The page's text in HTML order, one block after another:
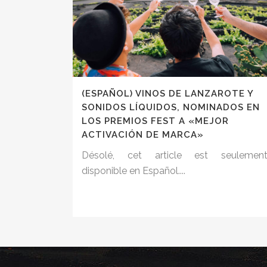
(ESPAÑOL) VINOS DE LANZAROTE Y
SONIDOS LÍQUIDOS, NOMINADOS EN
LOS PREMIOS FEST A «MEJOR
ACTIVACIÓN DE MARCA»
Désolé, cet article est
disponible en Español....